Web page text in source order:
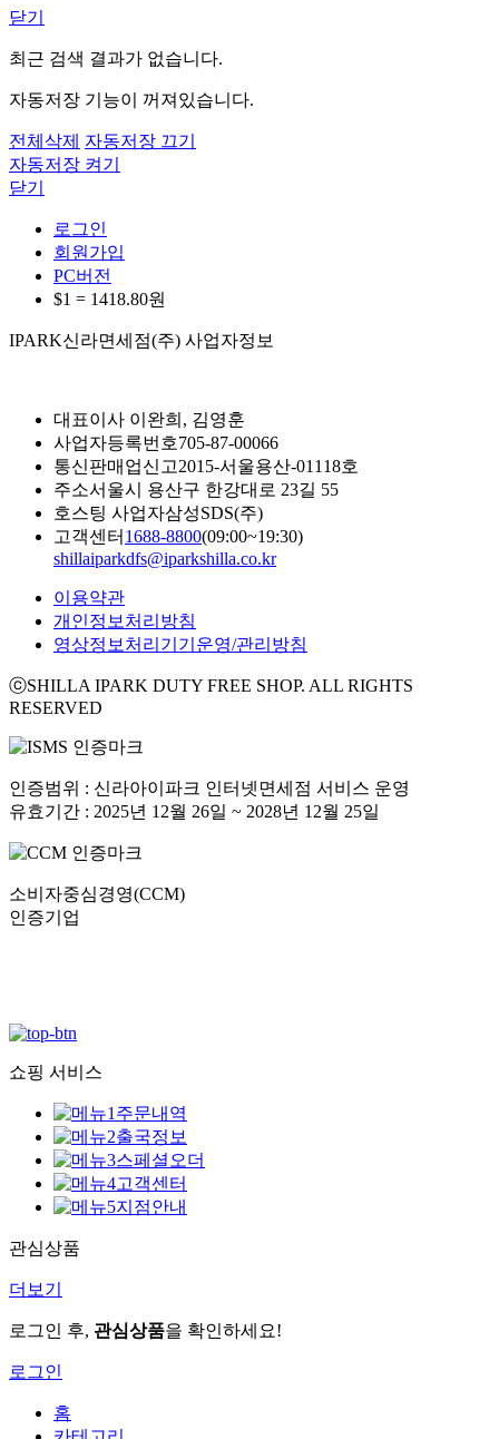
닫기
최근 검색 결과가 없습니다.
자동저장 기능이 꺼져있습니다.
전체삭제 자동저장 끄기
자동저장 켜기
닫기
로그인
회원가입
PC버전
$1 = 1418.80원
IPARK신라면세점(주) 사업자정보
대표이사 이완희, 김영훈
사업자등록번호705-87-00066
통신판매업신고2015-서울용산-01118호
주소서울시 용산구 한강대로 23길 55
호스팅 사업자삼성SDS(주)
고객센터 1688-8800(09:00~19:30)
shillaiparkdfs@iparkshilla.co.kr
이용약관
개인정보처리방침
영상정보처리기기운영/관리방침
ⓒSHILLA IPARK DUTY FREE SHOP. ALL RIGHTS
RESERVED
인증범위 : 신라아이파크 인터넷면세점 서비스 운영
유효기간 : 2025년 12월 26일 ~ 2028년 12월 25일
소비자중심경영(CCM)
인증기업
쇼핑 서비스
주문내역
출국정보
스페셜오더
고객센터
지점안내
관심상품
더보기
로그인 후, 관심상품을 확인하세요!
로그인
홈